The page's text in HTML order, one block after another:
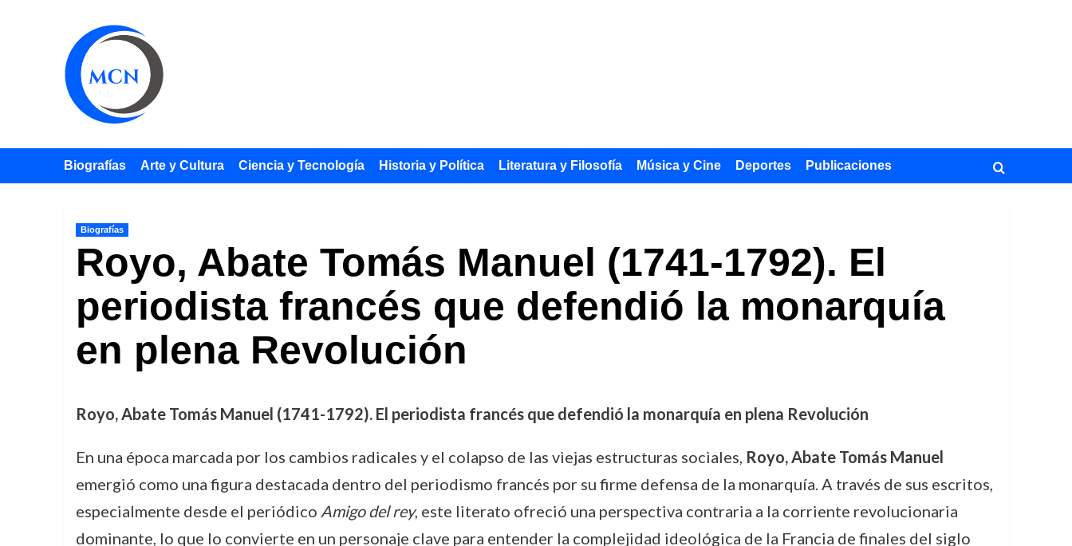
Biografías Arte y Cultura Ciencia y Tecnología Historia y Política Literatura y Filosofía Música y Cine Deportes Publicaciones
Biografías
Royo, Abate Tomás Manuel (1741-1792). El
periodista francés que defendió la monarquía
en plena Revolución
Royo, Abate Tomás Manuel (1741-1792). El periodista francés que defendió la monarquía en plena Revolución
En una época marcada por los cambios radicales y el colapso de las viejas estructuras sociales, Royo, Abate Tomás Manuel
emergió como una figura destacada dentro del periodismo francés por su firme defensa de la monarquía. A través de sus escritos,
especialmente desde el periódico Amigo del rey, este literato ofreció una perspectiva contraria a la corriente revolucionaria
dominante, lo que lo convierte en un personaje clave para entender la complejidad ideológica de la Francia de finales del siglo